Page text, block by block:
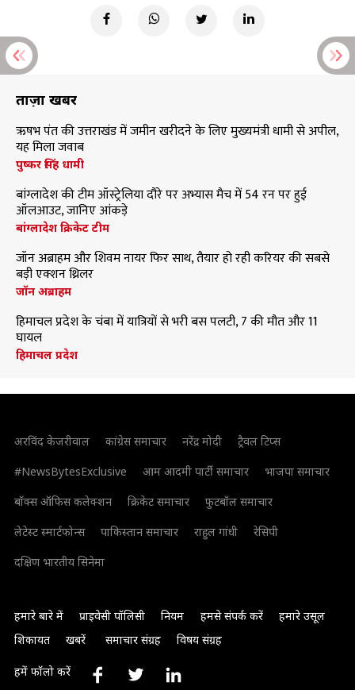
ताज़ा खबरें
ऋषभ पंत की उत्तराखंड में जमीन खरीदने के लिए मुख्यमंत्री धामी से अपील,
यह मिला जवाब
पुष्कर सिंह धामी
बांग्लादेश की टीम ऑस्ट्रेलिया दौरे पर अभ्यास मैच में 54 रन पर हुई
ऑलआउट, जानिए आंकड़े
बांग्लादेश क्रिकेट टीम
जॉन अब्राहम और शिवम नायर फिर साथ, तैयार हो रही करियर की सबसे
बड़ी एक्शन थ्रिलर
जॉन अब्राहम
हिमाचल प्रदेश के चंबा में यात्रियों से भरी बस पलटी, 7 की मौत और 11
घायल
हिमाचल प्रदेश
अरविंद केजरीवाल कांग्रेस समाचार नरेंद्र मोदी
ट्रैवल टिप्स
#NewsBytesExclusive
आम आदमी पार्टी समाचार
भाजपा समाचार
बॉक्स ऑफिस कलेक्शन
क्रिकेट समाचार
फुटबॉल समाचार
लेटेस्ट स्मार्टफोन्स
पाकिस्तान समाचार राहुल गांधी
रेसिपी
दक्षिण भारतीय सिनेमा
हमारे बारे में प्राइवेसी पॉलिसी नियम हमसे संपर्क करें
हमारे उसूल
शिकायत
खबरें समाचार संग्रह विषय संग्रह
हमें फॉलो करें